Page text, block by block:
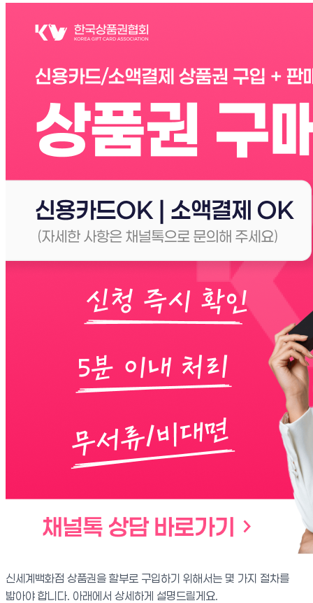
신세계백화점 상품권을 할부로 구입하기 위해서는 몇 가지 절차를
밟아야 합니다. 아래에서 상세하게 설명드릴게요.